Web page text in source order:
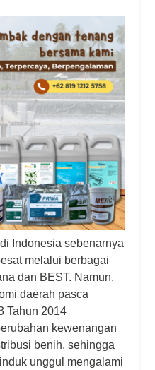
Indonesia sebenarnya
melalui berbagai
dan BEST. Namun,
daerah pasca
Tahun 2014
kewenangan
benih, sehingga
unggul mengalami